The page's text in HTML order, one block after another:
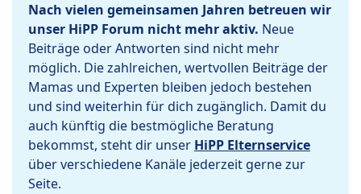
Nach vielen gemeinsamen Jahren betreuen wir
unser HiPP Forum nicht mehr aktiv. Neue
Beiträge oder Antworten sind nicht mehr
möglich. Die zahlreichen, wertvollen Beiträge der
Mamas und Experten bleiben jedoch bestehen
und sind weiterhin für dich zugänglich. Damit du
auch künftig die bestmögliche Beratung
bekommst, steht dir unser HiPP Elternservice
über verschiedene Kanäle jederzeit gerne zur
Seite.